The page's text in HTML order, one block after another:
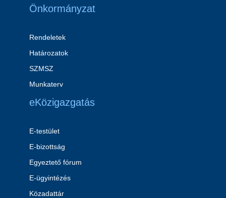
Önkormányzat
Rendeletek
Határozatok
SZMSZ
Munkaterv
eKözigazgatás
E-testület
E-bizottság
Egyeztető fórum
E-ügyintézés
Közadattár